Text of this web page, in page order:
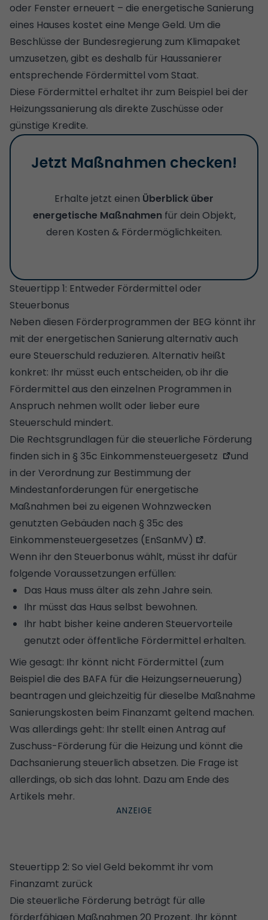
oder Fenster erneuert – die energetische Sanierung
eines Hauses kostet eine Menge Geld. Um die
Beschlüsse der Bundesregierung zum Klimapaket
umzusetzen, gibt es deshalb für Haussanierer
entsprechende Fördermittel vom Staat.
Diese Fördermittel erhaltet ihr zum Beispiel bei der
Heizungssanierung als direkte Zuschüsse oder
günstige Kredite.
Jetzt Maßnahmen checken!
Erhalte jetzt einen Überblick über
energetische Maßnahmen für dein Objekt,
deren Kosten & Fördermöglichkeiten.
Steuertipp 1: Entweder Fördermittel oder
Steuerbonus
Neben diesen Förderprogrammen der BEG könnt ihr
mit der energetischen Sanierung alternativ auch
eure Steuerschuld reduzieren. Alternativ heißt
konkret: Ihr müsst euch entscheiden, ob ihr die
Fördermittel aus den einzelnen Programmen in
Anspruch nehmen wollt oder lieber eure
Steuerschuld mindert.
Die Rechtsgrundlagen für die steuerliche Förderung
finden sich in § 35c Einkommensteuergesetz
und
in der Verordnung zur Bestimmung der
Mindestanforderungen für energetische
Maßnahmen bei zu eigenen Wohnzwecken
genutzten Gebäuden nach § 35c des
Einkommensteuergesetzes (EnSanMV)
.
Wenn ihr den Steuerbonus wählt, müsst ihr dafür
folgende Voraussetzungen erfüllen:
Das Haus muss älter als zehn Jahre sein.
Ihr müsst das Haus selbst bewohnen.
Ihr habt bisher keine anderen Steuervorteile
genutzt oder öffentliche Fördermittel erhalten.
Wie gesagt: Ihr könnt nicht Fördermittel (zum
Beispiel die des BAFA für die Heizungserneuerung)
beantragen und gleichzeitig für dieselbe Maßnahme
Sanierungskosten beim Finanzamt geltend machen.
Was allerdings geht: Ihr stellt einen Antrag auf
Zuschuss-Förderung für die Heizung und könnt die
Dachsanierung steuerlich absetzen. Die Frage ist
allerdings, ob sich das lohnt. Dazu am Ende des
Artikels mehr.
Steuertipp 2: So viel Geld bekommt ihr vom
Finanzamt zurück
Die steuerliche Förderung beträgt für alle
förderfähigen Maßnahmen 20 Prozent. Ihr könnt